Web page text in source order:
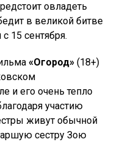
овладеть
в великой битве
15 сентября.
«Огород» (18+)
и его очень тепло
участию
живут обычной
сестру Зою